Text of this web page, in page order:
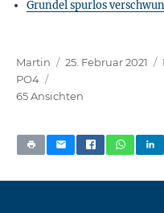
Grundel spurlos
Autor
Martin
Veröffentlicht
25. Februar 2021
PO4
65 Ansichten